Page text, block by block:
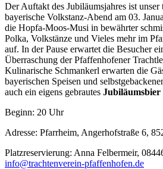
Der Auftakt des Jubiläumsjahres ist
bayerische Volkstanz-Abend am 03.
die Hopfa-Moos-Musi in bewährter
Polka, Volkstänze und Vieles mehr im
auf. In der Pause erwartet die Besucher
Überraschung der Pfaffenhofener
Kulinarische Schmankerl erwarten die
bayerischen Speisen und
auch ein eigens gebrautes Jubiläumsbier
Beginn: 20 Uhr
Adresse: Pfarrheim, Angerhofstraße 6,
Platzreservierung: Anna Felbermeir,
info@trachtenverein-pfaffenhofen.de